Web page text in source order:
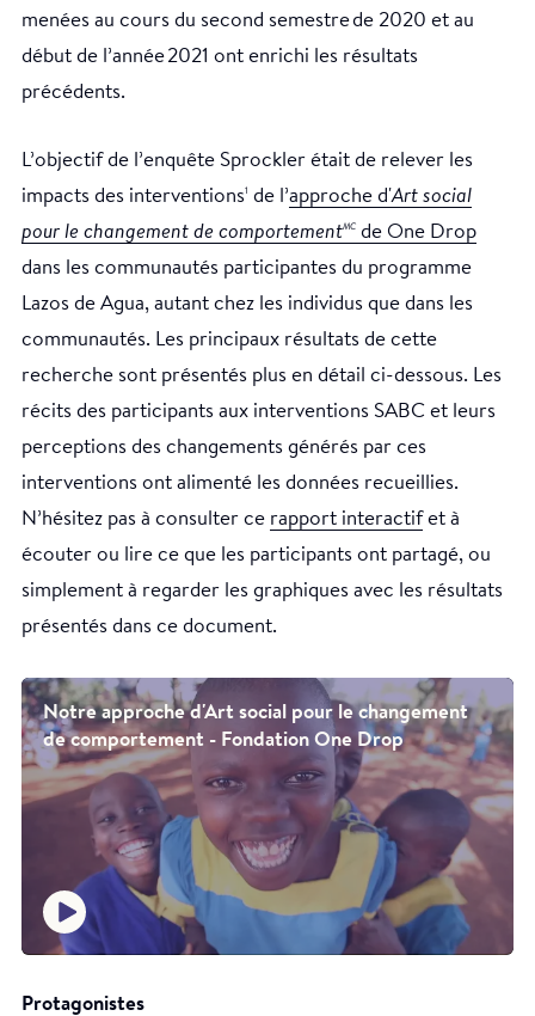
menées au cours du second semestre de 2020 et au
début de l’année 2021 ont enrichi les résultats
précédents.
L’objectif de l’enquête Sprockler était de relever les
impacts des interventions1 de l’approche d'Art social
pour le changement de comportementMC de One Drop
dans les communautés participantes du programme
Lazos de Agua, autant chez les individus que dans les
communautés. Les principaux résultats de cette
recherche sont présentés plus en détail ci-dessous. Les
récits des participants aux interventions SABC et leurs
perceptions des changements générés par ces
interventions ont alimenté les données recueillies.
N’hésitez pas à consulter ce rapport interactifet à
écouter ou lire ce que les participants ont partagé, ou
simplement à regarder les graphiques avec les résultats
présentés dans ce document.
Notre approche d'Art social pour le changement
de comportement - Fondation One Drop
Protagonistes